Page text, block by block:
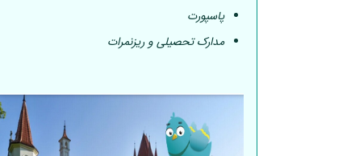
پاسپورت
مدارک تحصیلی و ریزنمرات